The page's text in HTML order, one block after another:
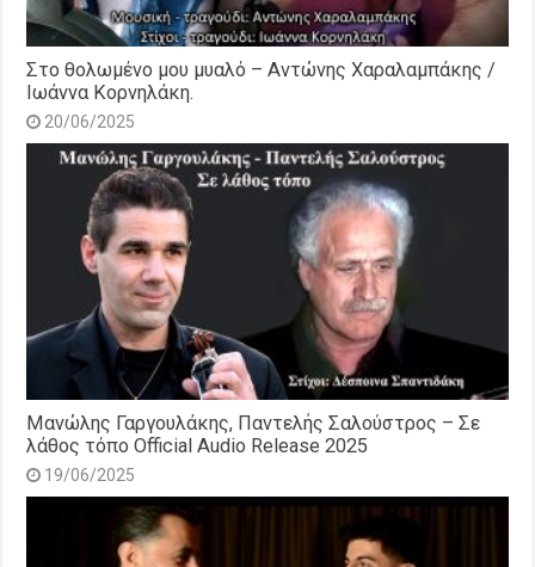
Στο θολωμένο μου μυαλό – Αντώνης Χαραλαμπάκης /
Ιωάννα Κορνηλάκη.
20/06/2025
Μανώλης Γαργουλάκης, Παντελής Σαλούστρος – Σε
λάθος τόπο Official Audio Release 2025
19/06/2025